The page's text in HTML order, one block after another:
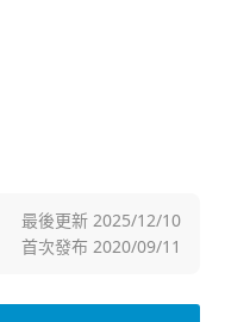
最後更新 2025/12/10
首次發布 2020/09/11